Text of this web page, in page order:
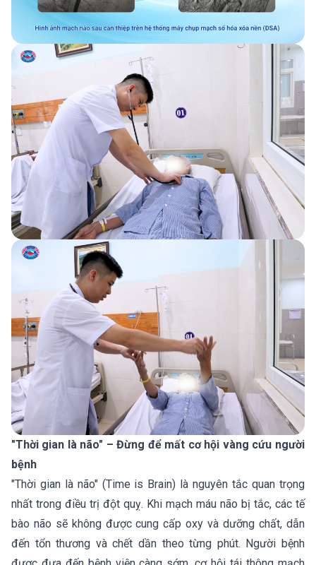
"Thời gian là não" – Đừng để mất cơ hội vàng cứu người
bệnh
"Thời gian là não" (Time is Brain) là nguyên tắc quan trọng
nhất trong điều trị đột quỵ. Khi mạch máu não bị tắc, các tế
bào não sẽ không được cung cấp oxy và dưỡng chất, dẫn
đến tổn thương và chết dần theo từng phút. Người bệnh